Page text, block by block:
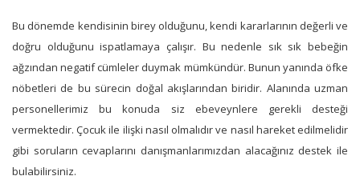
Bu dönemde kendisinin birey olduğunu, kendi kararlarının değerli ve
doğru olduğunu ispatlamaya çalışır. Bu nedenle sık sık bebeğin
ağzından negatif cümleler duymak mümkündür. Bunun yanında öfke
nöbetleri de bu sürecin doğal akışlarından biridir. Alanında uzman
personellerimiz bu konuda siz ebeveynlere gerekli desteği
vermektedir. Çocuk ile ilişki nasıl olmalıdır ve nasıl hareket edilmelidir
gibi soruların cevaplarını danışmanlarımızdan alacağınız destek ile
bulabilirsiniz.